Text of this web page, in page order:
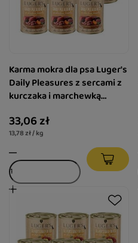
Karma mokra dla psa Luger's
Daily Pleasures z sercami z
kurczaka i marchewką
33,06 zł
13,78 zł / kg